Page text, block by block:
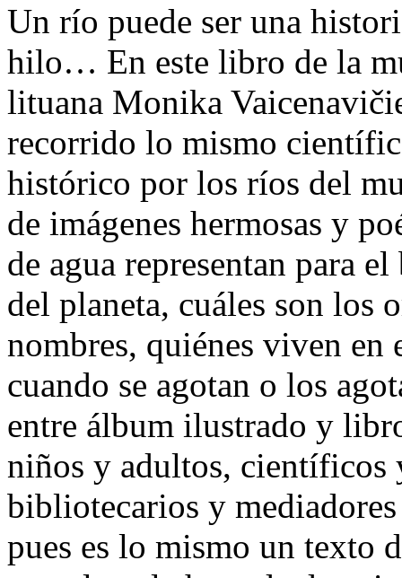
Un río puede ser una
hilo… En este libro de la
lituana Monika
recorrido lo mismo
histórico por los ríos del
de imágenes hermosas y
de agua representan para
del planeta, cuáles son los
nombres, quiénes viven en
cuando se agotan o los
entre álbum ilustrado y
niños y adultos, científicos
bibliotecarios y
pues es lo mismo un texto